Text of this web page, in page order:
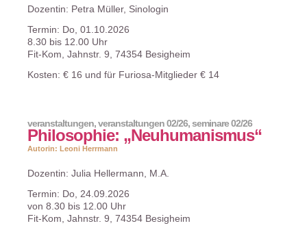
Dozentin: Petra Müller, Sinologin
Termin: Do, 01.10.2026
8.30 bis 12.00 Uhr
Fit-Kom, Jahnstr. 9, 74354 Besigheim
Kosten: € 16 und für Furiosa-Mitglieder € 14
Philosophie: „Neuhumanismus“
veranstaltungen,veranstaltungen 02/26,seminare 02/26
Autorin: Leoni Herrmann
Dozentin: Julia Hellermann, M.A.
Termin: Do, 24.09.2026
von 8.30 bis 12.00 Uhr
Fit-Kom, Jahnstr. 9, 74354 Besigheim